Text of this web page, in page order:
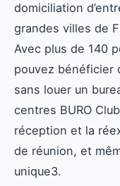
domiciliation
grandes villes de
Avec plus de 140
pouvez bénéficier
sans louer un
centres BURO
réception et la
de réunion, et
unique3.